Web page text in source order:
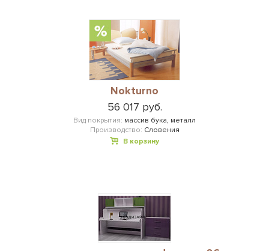
Nokturno
56 017 руб.
Вид покрытия: массив бука, металл
Производство: Словения
В корзину